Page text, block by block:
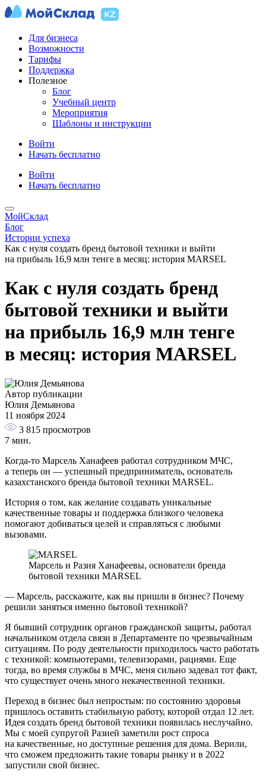
Для бизнеса
Возможности
Тарифы
Поддержка
Полезное
Блог
Учебный центр
Мероприятия
Шаблоны и инструкции
Войти
Начать бесплатно
Войти
Начать бесплатно
МойСклад
Блог
Истории успеха
Как с нуля создать бренд бытовой техники и выйти
на прибыль 16,9 млн тенге в месяц: история MARSEL
Как с нуля создать бренд
бытовой техники и выйти
на прибыль 16,9 млн тенге
в месяц: история MARSEL
Автор публикации
Юлия Демьянова
11 ноября 2024
3 815 просмотров
7 мин.
Когда-то Марсель Ханафеев работал сотрудником МЧС,
а теперь он — успешный предприниматель, основатель
казахстанского бренда бытовой техники MARSEL.
История о том, как желание создавать уникальные
качественные товары и поддержка близкого человека
помогают добиваться целей и справляться с любыми
вызовами.
Марсель и Разия Ханафеевы, основатели бренда
бытовой техники MARSEL
— Марсель, расскажите, как вы пришли в бизнес? Почему
решили заняться именно бытовой техникой?
Я бывший сотрудник органов гражданской защиты, работал
начальником отдела связи в Департаменте по чрезвычайным
ситуациям. По роду деятельности приходилось часто работать
с техникой: компьютерами, телевизорами, рациями. Еще
тогда, во время службы в МЧС, меня сильно задевал тот факт,
что существует очень много некачественной техники.
Переход в бизнес был непростым: по состоянию здоровья
пришлось оставить стабильную работу, которой отдал 12 лет.
Идея создать бренд бытовой техники появилась неслучайно.
Мы с моей супругой Разией заметили рост спроса
на качественные, но доступные решения для дома. Верили,
что сможем предложить такие товары рынку и в 2022
запустили свой бизнес.